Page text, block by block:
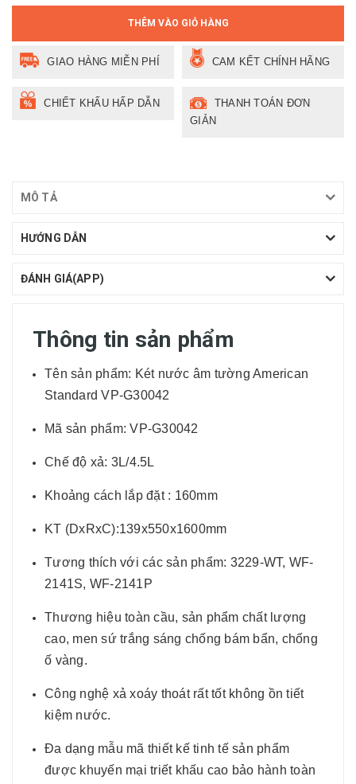
THÊM VÀO GIỎ HÀNG
GIAO HÀNG MIỄN PHÍ CAM KẾT CHÍNH HÃNG
CHIẾT KHẤU HẤP DẪN
THANH TOÁN ĐƠN
GIẢN
MÔ TẢ
HƯỚNG DẪN
ĐÁNH GIÁ(APP)
Thông tin sản phẩm
Tên sản phẩm: Két nước âm tường American
Standard VP-G30042
Mã sản phẩm: VP-G30042
Chế độ xả: 3L/4.5L
Khoảng cách lắp đặt : 160mm
KT (DxRxC):139x550x1600mm
Tương thích với các sản phẩm: 3229-WT, WF-
2141S, WF-2141P
Thương hiệu toàn cầu, sản phẩm chất lượng
cao, men sứ trắng sáng chống bám bẩn, chống
ố vàng.
Công nghệ xả xoáy thoát rất tốt không ồn tiết
kiệm nước.
Đa dạng mẫu mã thiết kế tinh tế sản phẩm
được khuyến mại triết khấu cao bảo hành toàn